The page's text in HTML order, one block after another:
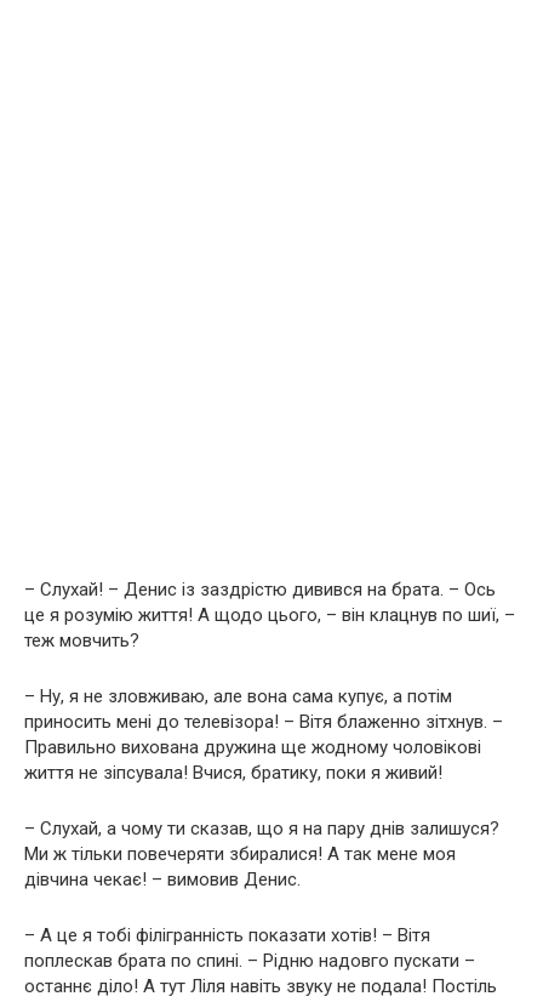
– Слухай! – Денис із заздрістю дивився на брата. – Ось
це я розумію життя! А щодо цього, – він клацнув по шиї, –
теж мовчить?
– Ну, я не зловживаю, але вона сама купує, а потім
приносить мені до телевізора! – Вітя блаженно зітхнув. –
Правильно вихована дружина ще жодному чоловікові
життя не зіпсувала! Вчися, братику, поки я живий!
– Слухай, а чому ти сказав, що я на пару днів залишуся?
Ми ж тільки повечеряти збиралися! А так мене моя
дівчина чекає! – вимовив Денис.
– А це я тобі філігранність показати хотів! – Вітя
поплескав брата по спині. – Рідню надовго пускати –
останнє діло! А тут Ліля навіть звуку не подала! Постіль